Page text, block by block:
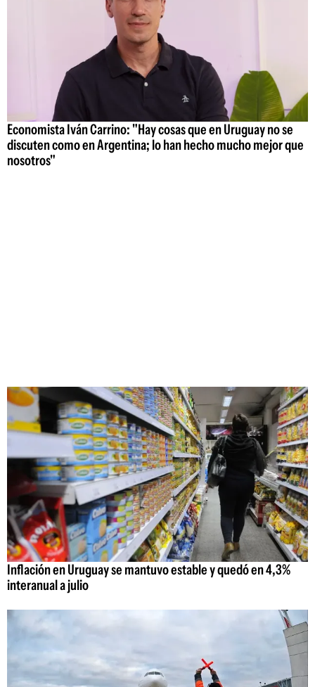
Economista Iván Carrino: "Hay cosas que en Uruguay no se
discuten como en Argentina; lo han hecho mucho mejor que
nosotros"
Inflación en Uruguay se mantuvo estable y quedó en 4,3%
interanual a julio